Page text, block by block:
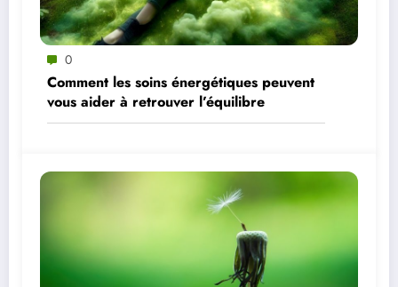
0
Comment les soins énergétiques peuvent
vous aider à retrouver l’équilibre